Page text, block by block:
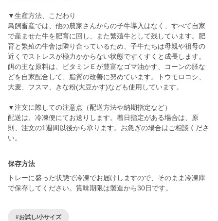
▼生産方法、こだわり
鳥飼畜産では、他の農家さんからの子牛導入はなく、すべて自家
で産ませた牛を肥育に回し、また繁殖牛として残しています。肥
育と繁殖の牛舎は隣り合っているため、子牛たちは母親や祖母の
近くでストレスが極力かからない状態ですくすくと成長します。
餌の主な原料は、ビタミンＥが豊富なゴマ油かす、コーンの胚な
どを自家配合して、脂質の改善に努めています。トウモロコシ、
大麦、フスマ、きな粉(大豆かす)なども使用しています。
▼注文に際しての注意点（配送方法や納期指定など）
配送は、冷凍便にてお送りします。着日指定がある場合は、原
則、注文の1週間以後から承ります。お急ぎの場合はご相談くださ
保存方法
トレーに盛った状態で冷凍でお届けしますので、そのまま冷凍庫
で保存してください。賞味期限は製造から30日です。
#お試し/小サイズ